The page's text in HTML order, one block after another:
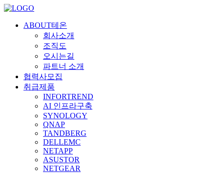
ABOUT테온
회사소개
조직도
오시는길
파트너 소개
협력사모집
취급제품
INFORTREND
AI 인프라구축
SYNOLOGY
QNAP
TANDBERG
DELLEMC
NETAPP
ASUSTOR
NETGEAR